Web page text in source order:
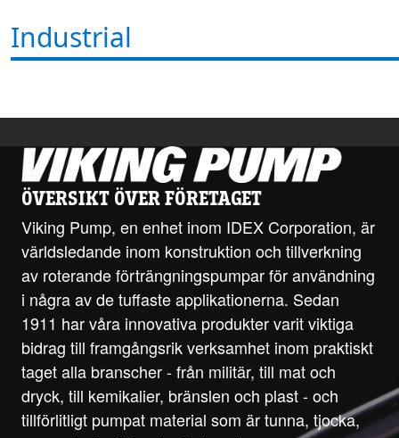
Industrial
ÖVERSIKT ÖVER FÖRETAGET
Viking Pump, en enhet inom IDEX Corporation, är
världsledande inom konstruktion och tillverkning
av roterande förträngningspumpar för användning
i några av de tuffaste applikationerna. Sedan
1911 har våra innovativa produkter varit viktiga
bidrag till framgångsrik verksamhet inom praktiskt
taget alla branscher - från militär, till mat och
dryck, till kemikalier, bränslen och plast - och
tillförlitligt pumpat material som är tunna, tjocka,